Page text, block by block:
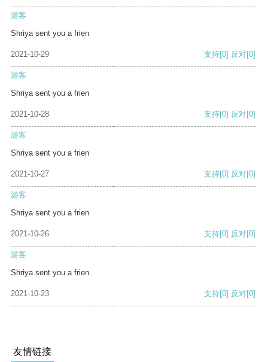
游客
Shriya sent you a frien
2021-10-29 支持[0] 反对[0]
游客
Shriya sent you a frien
2021-10-28 支持[0] 反对[0]
游客
Shriya sent you a frien
2021-10-27 支持[0] 反对[0]
游客
Shriya sent you a frien
2021-10-26 支持[0] 反对[0]
游客
Shriya sent you a frien
2021-10-23 支持[0] 反对[0]
友情链接